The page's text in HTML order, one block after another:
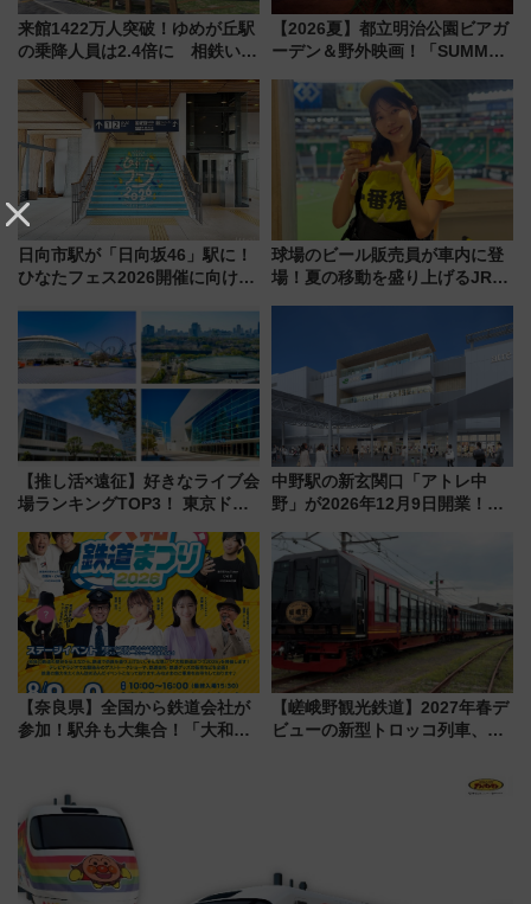
来館1422万人突破！ゆめが丘駅
の乗降人員は2.4倍に 相鉄いず
年祭にそうにゃん＆DB.スター
マンが登場
【2026夏】都立明治公園ビアガ
ーデン＆野外映画！「SUMMER
ケジュール 夜風とビール、映画
を満喫！
日向市駅が「日向坂46」駅に！
ひなたフェス2026開催に向けJR
全力応援 夜行列車「ドリーム
おひさま号」も走る
球場のビール販売員が車内に登
場！夏の移動を盛り上げるJR九
月7日限定 ソフトバンクホーク
【推し活×遠征】好きなライブ会
場ランキングTOP3！ 東京ドー
由と交通アクセス術、ライブ会
場に何を求める？
中野駅の新玄関口「アトレ中
野」が2026年12月9日開業！新
注目スポット
【奈良県】全国から鉄道会社が
参加！駅弁も大集合！「大和鉄
【嵯峨野観光鉄道】2027年春デ
ビューの新型トロッコ列車、い